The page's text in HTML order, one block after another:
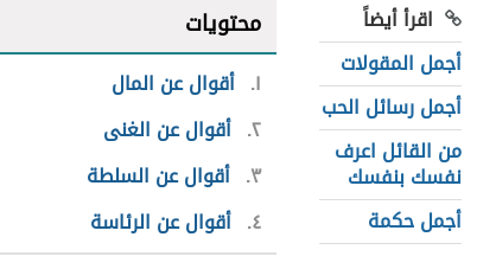
اقرأ أيضاً
أجمل المقولات
أجمل رسائل الحب
من القائل اعرف
نفسك بنفسك
أجمل حكمة
محتويات
١ أقوال عن المال
٢ أقوال عن الغنى
٣ أقوال عن السلطة
٤ أقوال عن الرئاسة